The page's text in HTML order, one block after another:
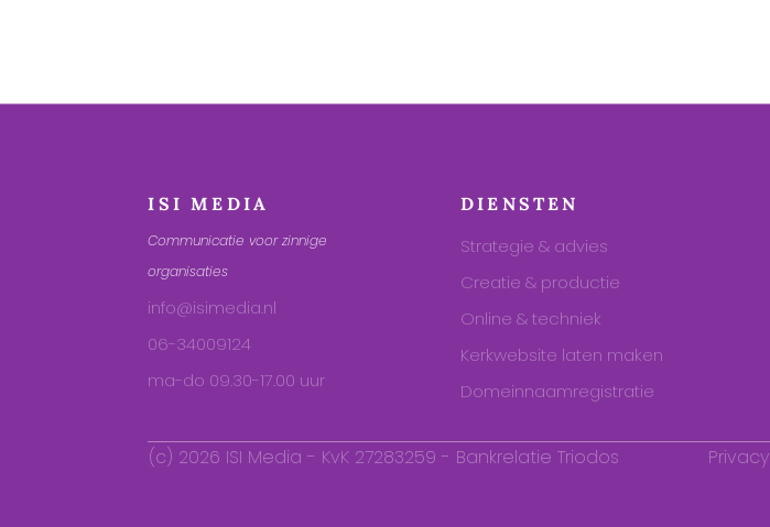
ISI MEDIA
Communicatie voor zinnige
organisaties
info@isimedia.nl
06-34009124
ma-do 09.30-17.00 uur
DIENSTEN
Strategie & advies
Creatie & productie
Online & techniek
Kerkwebsite laten maken
Domeinnaamregistratie
(c) 2026 ISI Media - KvK 27283259 - Bankrelatie Triodos Privacy